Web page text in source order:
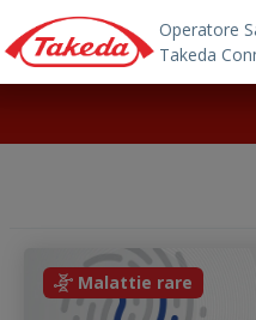
Skip to main content
Malattie rare